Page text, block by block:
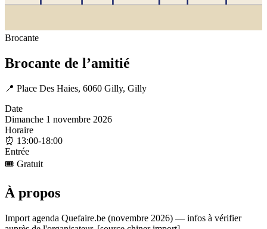
Brocante
Brocante de l’amitié
📍 Place Des Haies, 6060 Gilly, Gilly
Date
Dimanche 1 novembre 2026
Horaire
⏰ 13:00-18:00
Entrée
🎟️ Gratuit
À propos
Import agenda Quefaire.be (novembre 2026) — infos à vérifier